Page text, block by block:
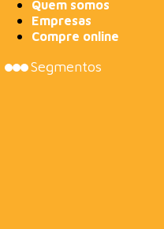
Quem somos
Empresas
Compre online
Segmentos